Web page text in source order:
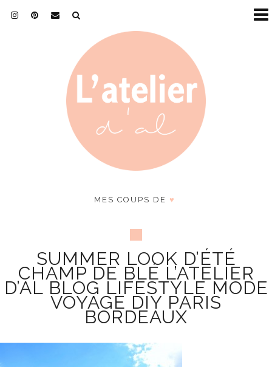
MES COUPS DE ♥
SUMMER LOOK D’ÉTÉ
CHAMP DE BLÉ L’ATELIER
D’AL BLOG LIFESTYLE MODE
VOYAGE DIY PARIS
BORDEAUX